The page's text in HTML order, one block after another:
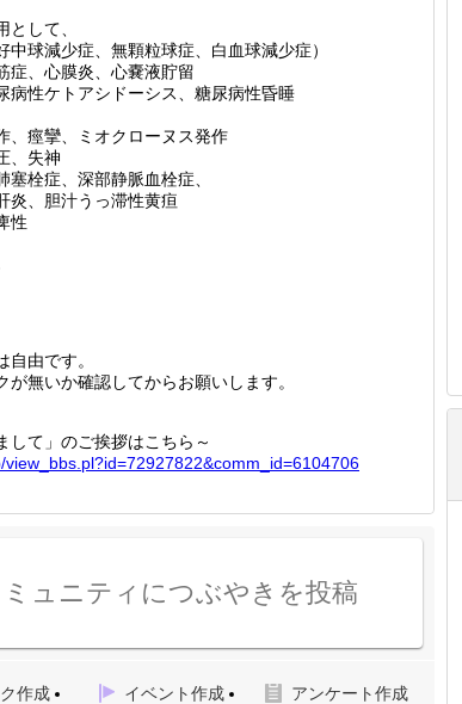
として、
中球減少症、無顆粒球症、白血球減少症）
症、心膜炎、心嚢液貯留
病性ケトアシドーシス、糖尿病性昏睡
、痙攣、ミオクローヌス発作
、失神
塞栓症、深部静脈血栓症、
炎、胆汁うっ滞性黄疸
性
自由です。
が無いか確認してからお願いします。
して」のご挨拶はこちら～
/view_bbs.pl?id=72927822&comm_id=6104706
ミュニティにつぶやきを投稿
作成 イベント作成 アンケート作成